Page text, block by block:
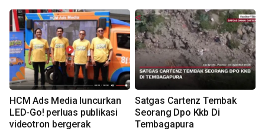
HCM Ads Media luncurkan
LED-Go! perluas publikasi
videotron bergerak
Satgas Cartenz Tembak
Seorang Dpo Kkb Di
Tembagapura